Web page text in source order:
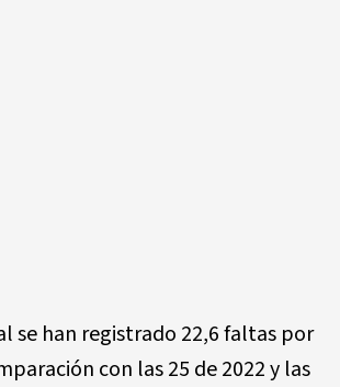
se han registrado 22,6 faltas por
con las 25 de 2022 y las